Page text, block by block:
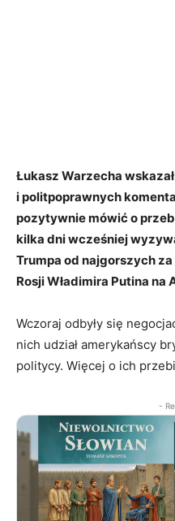
Łukasz Warzecha
i politpoprawnych
pozytywnie mówić o
kilka dni wcześniej
Trumpa od najgorszych
Rosji Władimira Putina na
Wczoraj odbyły się
nich udział amerykańscy
politycy. Więcej o ich
-